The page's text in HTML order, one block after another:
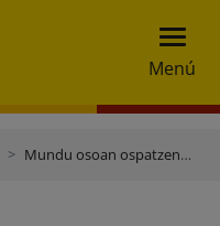
Menú
Mundu osoan ospatzen diren egunak eta data garrantzitsuak